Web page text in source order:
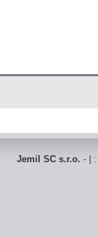
Jemil SC s.r.o. - |